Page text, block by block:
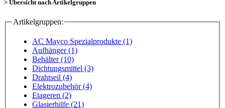
> Übersicht nach Artikelgruppen
Artikelgruppen:
AC Mayco Spezialprodukte (1)
Aufhänger (1)
Behälter (10)
Dichtungsmittel (3)
Drahtseil (4)
Elektrozubehör (4)
Etageren (2)
Glasierhilfe (21)